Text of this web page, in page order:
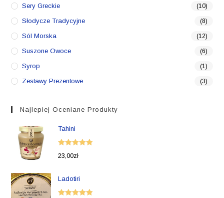
Sery Greckie (10)
Słodycze Tradycyjne (8)
Sól Morska (12)
Suszone Owoce (6)
Syrop (1)
Zestawy Prezentowe (3)
Najlepiej Oceniane Produkty
Tahini
Oceniono
23,00zł
Ladotiri